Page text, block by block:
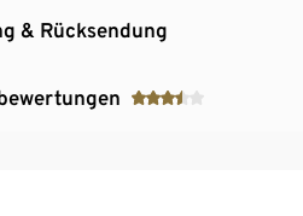
& Rücksendung